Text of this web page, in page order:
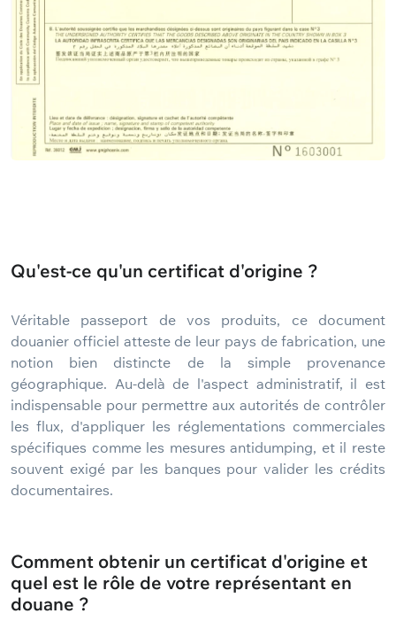
Qu'est-ce qu'un certificat d'origine ?
Véritable passeport de vos produits, ce document
douanier officiel atteste de leur pays de fabrication, une
notion bien distincte de la simple provenance
géographique. Au-delà de l'aspect administratif, il est
indispensable pour permettre aux autorités de contrôler
les flux, d'appliquer les réglementations commerciales
spécifiques comme les mesures antidumping, et il reste
souvent exigé par les banques pour valider les crédits
documentaires.
Comment obtenir un certificat d'origine et
quel est le rôle de votre représentant en
douane ?